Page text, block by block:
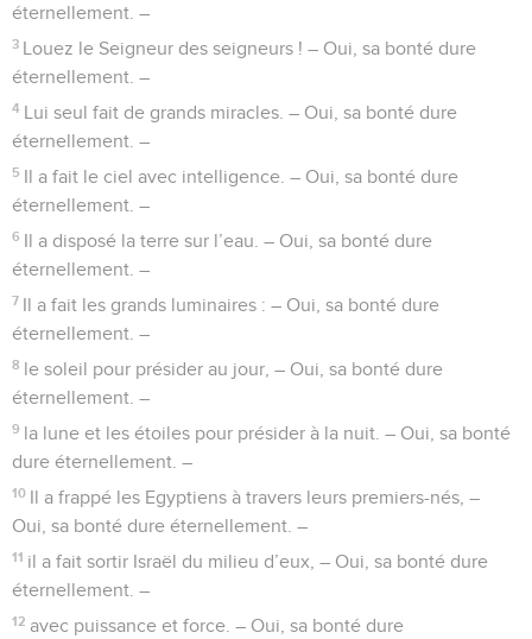
éternellement. –
3 Louez le Seigneur des seigneurs ! – Oui, sa bonté dure
éternellement. –
4 Lui seul fait de grands miracles. – Oui, sa bonté dure
éternellement. –
5 Il a fait le ciel avec intelligence. – Oui, sa bonté dure
éternellement. –
6 Il a disposé la terre sur l’eau. – Oui, sa bonté dure
éternellement. –
7 Il a fait les grands luminaires : – Oui, sa bonté dure
éternellement. –
8 le soleil pour présider au jour, – Oui, sa bonté dure
éternellement. –
9 la lune et les étoiles pour présider à la nuit. – Oui, sa bonté
dure éternellement. –
10 Il a frappé les Egyptiens à travers leurs premiers-nés, –
Oui, sa bonté dure éternellement. –
11 il a fait sortir Israël du milieu d’eux, – Oui, sa bonté dure
éternellement. –
12 avec puissance et force. – Oui, sa bonté dure